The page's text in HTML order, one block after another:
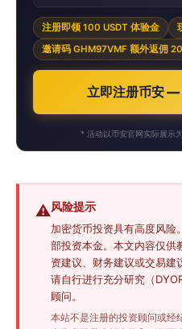
注册即领 100 USDT 体验金
邀请码 GHM97VMF 额外返佣
立即注册币安
* 活动以币安官网实际展示
⚠️风险提示
加密货币投资具有高度风险
部投资本金。本文内容仅供
资建议、财务建议或交易建
请自行进行充分研究（
顾问。
本站不是注册的投资顾问或经